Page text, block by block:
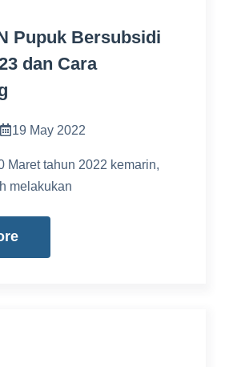
Pupuk Bersubsidi
dan Cara
19 May 2022
Maret tahun 2022 kemarin,
melakukan